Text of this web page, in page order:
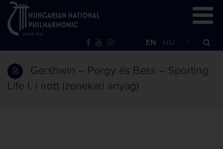
EN HU
Gershwin – Porgy és Bess – Sporting
Life I. | írott (zenekari anyag)